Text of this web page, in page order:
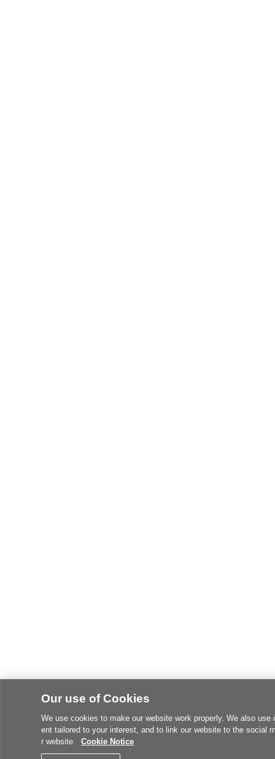
Our use of Cookies
We use cookies to make our website work properly. We also
ent tailored to your interest, and to link our website to the social
r website.
Cookie Notice